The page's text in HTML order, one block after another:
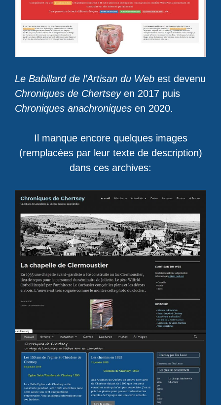
Le Babillard de l’Artisan du Web est devenu
Chroniques de Chertseyen 2017 puis
Chroniques anachroniques en 2020.
Il manque encore quelques images
(remplacées par leur texte de description)
dans ces archives: